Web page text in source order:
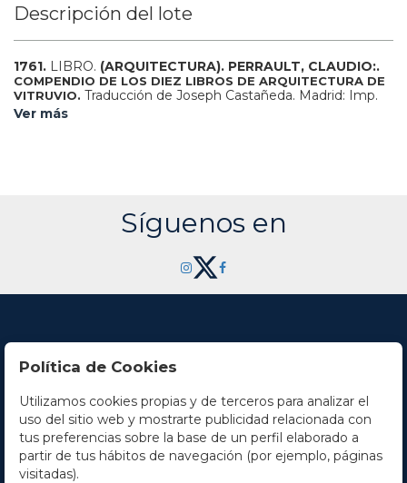
Descripción del lote
1761. LIBRO. (ARQUITECTURA). PERRAULT, CLAUDIO:.
COMPENDIO DE LOS DIEZ LIBROS DE ARQUITECTURA DE
VITRUVIO. Traducción de Joseph Castañeda. Madrid: Imp.
Gabriel Ramirez, 1761. 8º mayor. Frontis grabado + 8 h. + 133
Ver más
Síguenos en
Contacto
Horario
La empresa
Política de Cookies
Utilizamos cookies propias y de terceros para analizar el
uso del sitio web y mostrarte publicidad relacionada con
tus preferencias sobre la base de un perfil elaborado a
partir de tus hábitos de navegación (por ejemplo, páginas
visitadas).